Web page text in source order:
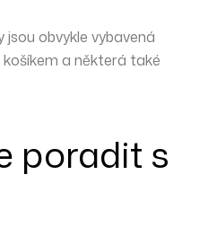
jsou obvykle vybavená
a některá také
poradit s